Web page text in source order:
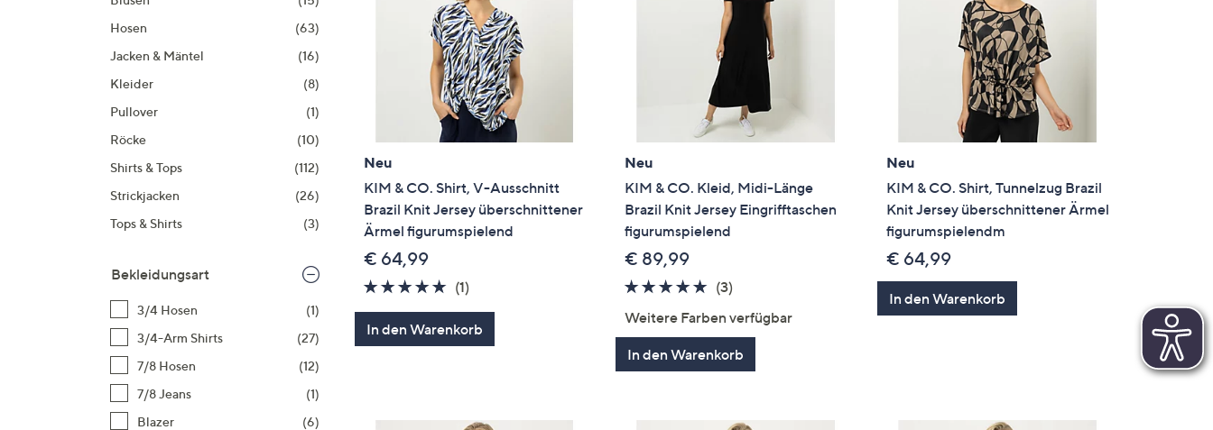
rechts,
anzuzeigen.
Hosen
(63)
Jacken & Mäntel
(16)
Kleider
(8)
Pullover
(1)
Röcke
(10)
Shirts & Tops
(112)
Strickjacken
(26)
Tops & Shirts
(3)
Bekleidungsart
3/4 Hosen
(1)
3/4-Arm Shirts
(27)
7/8 Hosen
(12)
7/8 Jeans
(1)
Blazer
(6)
Neu
KIM & CO. Shirt, V-Ausschnitt
Brazil Knit Jersey überschnittener
Ärmel figurumspielend
€ 64,99
5.0
5
(1)1
In den Warenkorb
Neu
KIM & CO. Kleid, Midi-Länge
Brazil Knit Jersey Eingrifftaschen
figurumspielend
€ 89,99
4.7
5
(3)
Weitere Farben verfügbar
In den Warenkorb
Neu
KIM & CO. Shirt, Tunnelzug Brazil
Knit Jersey überschnittener Ärmel
figurumspielendm
€ 64,99
In den Warenkorb